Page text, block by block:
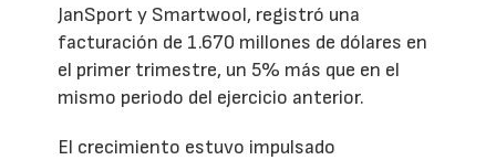
JanSport y Smartwool, registró una
facturación de 1.670 millones de dólares en
el primer trimestre, un 5% más que en el
mismo periodo del ejercicio anterior.
El crecimiento estuvo impulsado